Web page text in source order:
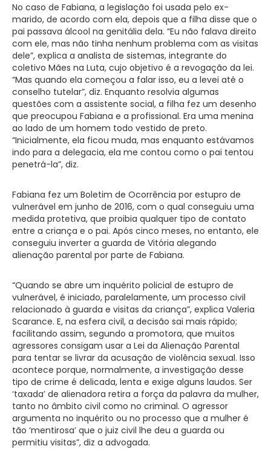
No caso de Fabiana, a legislação foi usada pelo ex-
marido, de acordo com ela, depois que a filha disse que o
pai passava álcool na genitália dela. “Eu não falava direito
com ele, mas não tinha nenhum problema com as visitas
dele”, explica a analista de sistemas, integrante do
coletivo Mães na Luta, cujo objetivo é a revogação da lei.
“Mas quando ela começou a falar isso, eu a levei até o
conselho tutelar”, diz. Enquanto resolvia algumas
questões com a assistente social, a filha fez um desenho
que preocupou Fabiana e a profissional. Era uma menina
ao lado de um homem todo vestido de preto.
“Inicialmente, ela ficou muda, mas enquanto estávamos
indo para a delegacia, ela me contou como o pai tentou
penetrá-la”, diz.
Fabiana fez um Boletim de Ocorrência por estupro de
vulnerável em junho de 2016, com o qual conseguiu uma
medida protetiva, que proibia qualquer tipo de contato
entre a criança e o pai. Após cinco meses, no entanto, ele
conseguiu inverter a guarda de Vitória alegando
alienação parental por parte de Fabiana.
“Quando se abre um inquérito policial de estupro de
vulnerável, é iniciado, paralelamente, um processo civil
relacionado à guarda e visitas da criança”, explica Valeria
Scarance. E, na esfera civil, a decisão sai mais rápido;
facilitando assim, segundo a promotora, que muitos
agressores consigam usar a Lei da Alienação Parental
para tentar se livrar da acusação de violência sexual. Isso
acontece porque, normalmente, a investigação desse
tipo de crime é delicada, lenta e exige alguns laudos. Ser
‘taxada’ de alienadora retira a força da palavra da mulher,
tanto no âmbito civil como no criminal. O agressor
argumenta no inquérito ou no processo que a mulher é
tão ‘mentirosa’ que o juiz civil lhe deu a guarda ou
permitiu visitas”, diz a advogada.